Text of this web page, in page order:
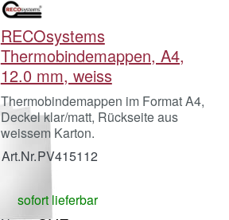
RECOsystems
Thermobindemappen, A4,
12.0 mm, weiss
Thermobindemappen im Format A4,
Deckel klar/matt, Rückseite aus
weissem Karton.
Art.Nr.PV415112
sofort lieferbar